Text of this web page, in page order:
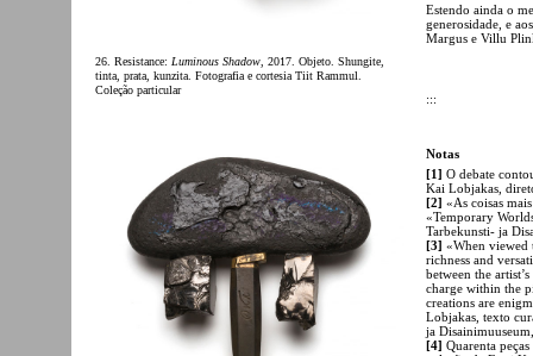
26. Resistance: Luminous Shadow , 2017. Objeto. Shungite,
tinta, prata, kunzita. Fotografia e cortesia Tiit Rammul.
Coleção particular
Estendo ainda o
generosidade, e
Margus e Villu
:::
Notas
[1] O debate
Kai Lobjakas,
[2] «As coisas
«Temporary
Tarbekunsti- ja
[3] «When viewed
richness and
between the
charge within the
creations are
Lobjakas, texto
ja
[4] Quarenta